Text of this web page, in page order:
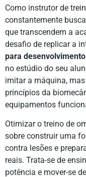
Como instrutor de
constantemente
que transcendem a
desafio de replicar a
para
no estúdio do seu
imitar a máquina,
princípios da
equipamentos
Otimizar o treino de
sobre construir uma
contra lesões e
reais. Trata-se de
potência e mover-se